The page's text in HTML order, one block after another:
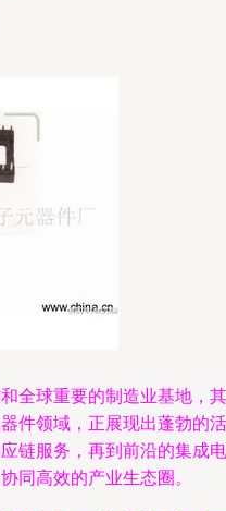
全球重要的制造业基地，其
件领域，正展现出蓬勃的活
链服务，再到前沿的集成电
同高效的产业生态圈。